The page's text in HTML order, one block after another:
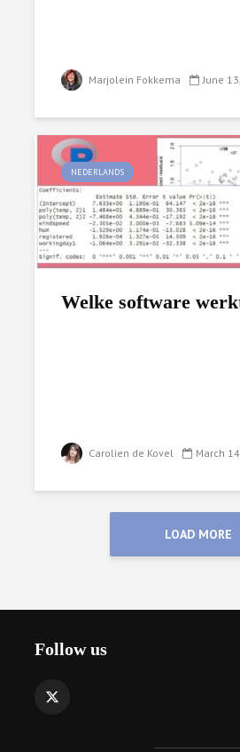
Marjolein Fokkema June
NEDERLANDS
Welke software
Carolien de Kovel March
LOAD MORE
Follow us